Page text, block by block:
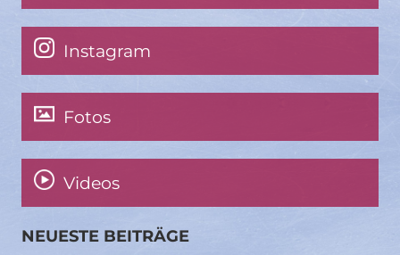
Instagram
Fotos
Videos
NEUESTE BEITRÄGE